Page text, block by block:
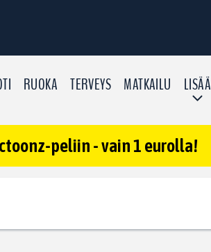
RUOKA TERVEYS MATKAILU LISÄÄ
peliin - vain 1 eurolla!